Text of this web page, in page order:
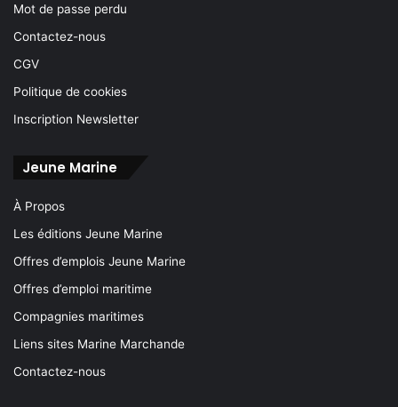
Mot de passe perdu
Contactez-nous
CGV
Politique de cookies
Inscription Newsletter
Jeune Marine
À Propos
Les éditions Jeune Marine
Offres d’emplois Jeune Marine
Offres d’emploi maritime
Compagnies maritimes
Liens sites Marine Marchande
Contactez-nous